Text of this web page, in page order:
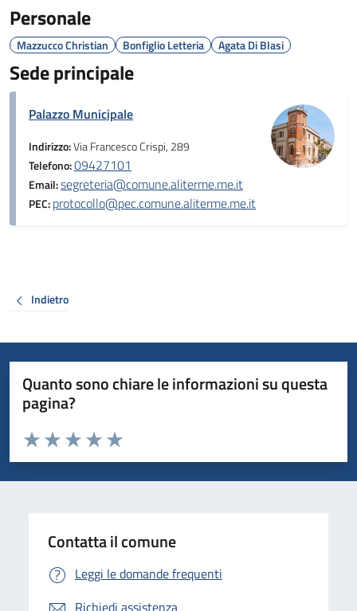
Personale
Mazzucco Christian Bonfiglio Letteria Agata Di Blasi
Sede principale
Palazzo Municipale
Indirizzo:Via Francesco Crispi, 289
Telefono:09427101
Email:segreteria@comune.aliterme.me.it
PEC:protocollo@pec.comune.aliterme.me.it
Indietro
Quanto sono chiare le informazioni su questa
pagina?
Valuta da 1 a 5 stelle la pagina
Valuta 5 stelle su 5
Valuta 4 stelle su 5
Valuta 3 stelle su 5
Valuta 2 stelle su 5
Valuta 1 stelle su 5
Contatta il comune
Leggi le domande frequenti
Richiedi assistenza